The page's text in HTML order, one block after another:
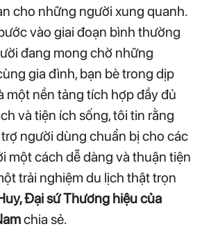
cho những người xung quanh.
vào giai đoạn bình thường
đang mong chờ những
gia đình, bạn bè trong dịp
một nền tảng tích hợp đầy đủ
và tiện ích sống, tôi tin rằng
người dùng chuẩn bị cho các
một cách dễ dàng và thuận tiện
trải nghiệm du lịch thật trọn
Đại sứ Thương hiệu của
chia sẻ.